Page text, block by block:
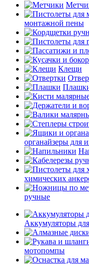
монтажной пены
Клещи
органайзеры для
химических
ручные
Аккумуляторы
мотопомпы